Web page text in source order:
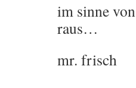
im sinne
raus…
mr. frisch